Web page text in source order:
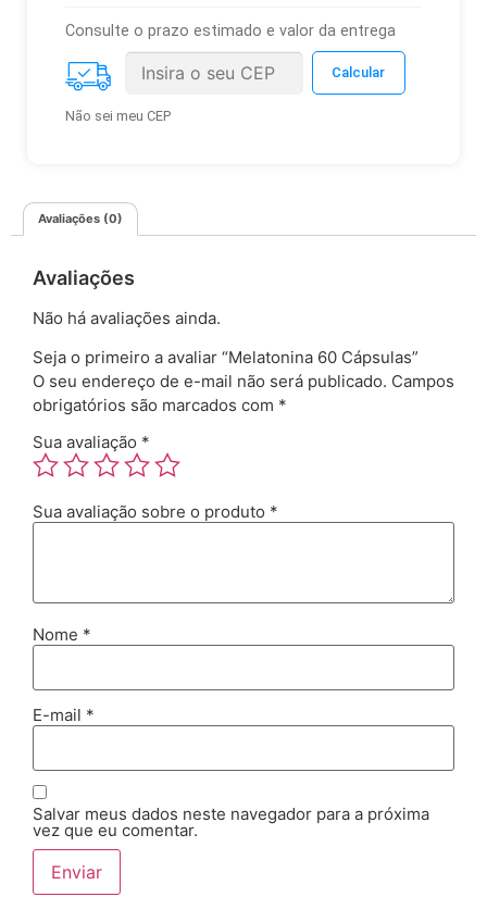
Consulte o prazo estimado e valor da entrega
Não sei meu CEP
Avaliações (0)
Avaliações
Não há avaliações ainda.
Seja o primeiro a avaliar “Melatonina 60 Cápsulas”
O seu endereço de e-mail não será publicado. Campos
obrigatórios são marcados com *
Sua avaliação *
Sua avaliação sobre o produto *
Nome *
E-mail *
Salvar meus dados neste navegador para a próxima
vez que eu comentar.